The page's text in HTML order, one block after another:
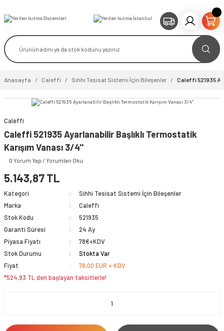
Anasayfa Caleffi Sıhhi Tesisat Sistemi İçin Bileşenler Caleffi 521935
video izle
Caleffi
Caleffi 521935 Ayarlanabilir Başlıklı Termostatik
Karışım Vanası 3/4''
0 Yorum Yap / Yorumları Oku
5.143,87 TL
Kategori
Sıhhi Tesisat Sistemi İçin Bileşenler
Marka
Caleffi
Stok Kodu
521935
Garanti Süresi
24 Ay
Piyasa Fiyatı
78€+KDV
Stok Durumu
Stokta Var
Fiyat
78,00 EUR + KDV
*524,93 TL den başlayan taksitlerle!